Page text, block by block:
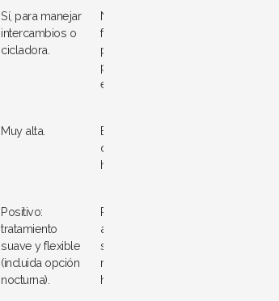
Sí, para manejar
intercambios o
cicladora.
No es necesaria
formación para el
paciente; el
personal realiza
el tratamiento.
Muy alta.
Baja, depende
del centro y de
horarios fijos.
Positivo:
tratamiento
suave y flexible
(incluida opción
nocturna).
Puede limitar
actividad laboral,
social y
movilidad por
horarios rígidos.